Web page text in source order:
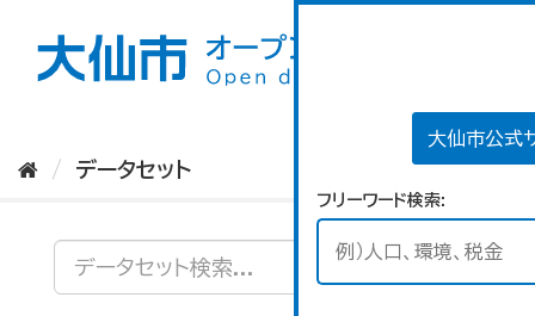
大仙市公式
フリーワード検索
データセット